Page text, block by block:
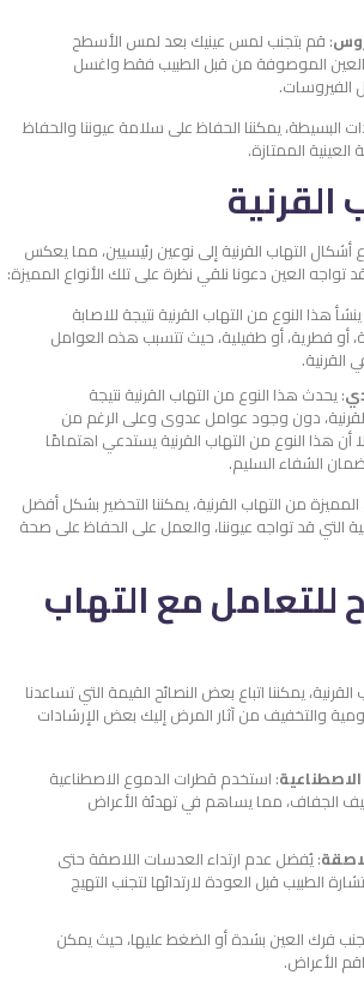
: قم بتجنب لمس عينيك بعد لمس الأسطح
الموصوفة من قبل الطبيب فقط واغسل
الفيروسات.
البسيطة، يمكننا الحفاظ على سلامة عيوننا والحفاظ
الممتازة.
القرنية
أشكال التهاب القرنية إلى نوعين رئيسيين، مما يعكس
تواجه العين دعونا نلقي نظرة على تلك الأنواع المميزة:
هذا النوع من التهاب القرنية نتيجة للاصابة
أو فطرية، أو طفيلية، حيث تتسبب هذه العوامل
القرنية.
: يحدث هذا النوع من التهاب القرنية نتيجة
دون وجود عوامل عدوى وعلى الرغم من
هذا النوع من التهاب القرنية يستدعي اهتمامًا
الشفاء السليم.
من التهاب القرنية، يمكننا التحضير بشكل أفضل
التي قد تواجه عيوننا، والعمل على الحفاظ على صحة
للتعامل مع التهاب
يمكننا اتباع بعض النصائح القيمة التي تساعدنا
والتخفيف من آثار المرض إليك بعض الإرشادات
: استخدم قطرات الدموع الاصطناعية
الجفاف، مما يساهم في تهدئة الأعراض
: يُفضل عدم ارتداء العدسات اللاصقة حتى
الطبيب قبل العودة لارتدائها لتجنب التهيج
فرك العين بشدة أو الضغط عليها، حيث يمكن
الأعراض.